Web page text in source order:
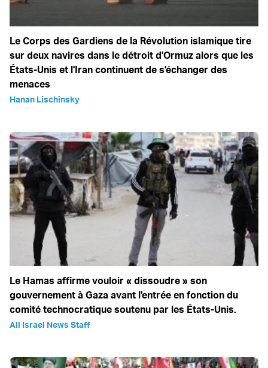
Le Corps des Gardiens de la Révolution islamique tire
sur deux navires dans le détroit d'Ormuz alors que les
États-Unis et l'Iran continuent de s'échanger des
menaces
Hanan Lischinsky
Le Hamas affirme vouloir « dissoudre » son
gouvernement à Gaza avant l'entrée en fonction du
comité technocratique soutenu par les États-Unis.
All Israel News Staff